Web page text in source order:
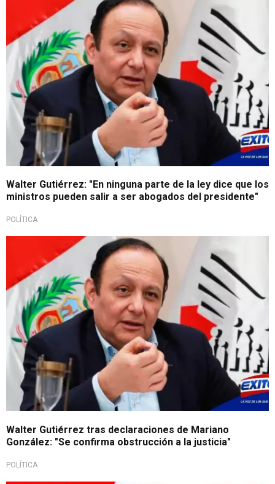
Walter Gutiérrez: "En ninguna parte de la ley dice que los
ministros pueden salir a ser abogados del presidente"
POLÍTICA
Walter Gutiérrez tras declaraciones de Mariano
González: "Se confirma obstrucción a la justicia"
POLÍTICA